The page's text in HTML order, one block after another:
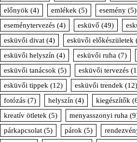
előnyök (4) emlékek (5) esemény (5)
eseménytervezés (4) esküvő (49)
esküvői divat (4) esküvői előkészületek
esküvői helyszín (4) esküvői ruha (7)
esküvői tanácsok (5) esküvői tervezés
esküvői tippek (12) esküvői trendek (12)
fotózás (7) helyszín (4) kiegészítők
kreatív ötletek (5) menyasszonyi ruha
párkapcsolat (5) párok (5)